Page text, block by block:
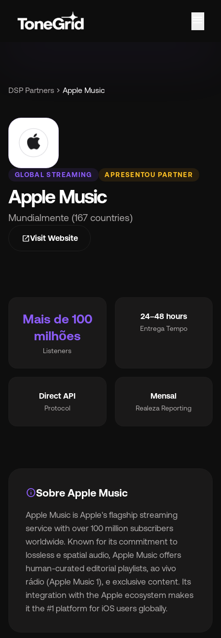
DSP Partners chevron_right Apple Music
GLOBAL STREAMING APRESENTOU PARTNER
Apple Music
Mundialmente (167 countries)
open_in_newVisit Website
Mais de 100
milhões
Listeners
24–48 hours
Entrega Tempo
Direct API
Protocol
Mensal
Realeza Reporting
infoSobre Apple Music
Apple Music is Apple's flagship streaming
service with over 100 million subscribers
worldwide. Known for its commitment to
lossless e spatial audio, Apple Music offers
human-curated editorial playlists, ao vivo
rádio (Apple Music 1), e exclusive content. Its
integration with the Apple ecosystem makes
it the #1 platform for iOS users globally.